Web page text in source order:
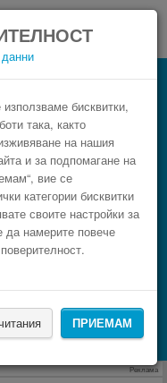
бисквитки,
така, както
на нашия
и за подпомагане на
вие се
категории бисквитки
своите настройки за
да намерите повече
ПРИЕМАМ
Кадис
билет само в 3
Booking.com
Реклама